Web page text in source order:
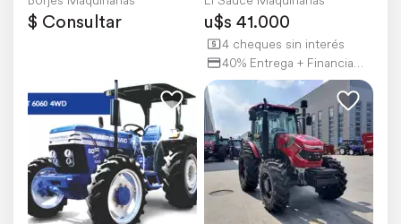
$ Consultar u$s 41.000
4 cheques sin interés
40% Entrega + Financiación